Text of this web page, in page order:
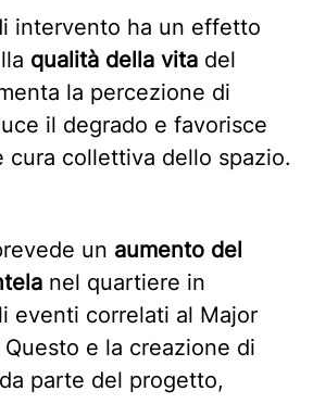
intervento ha un effetto
qualità della vita del
la percezione di
il degrado e favorisce
cura collettiva dello spazio.
un aumento del
nel quartiere in
eventi correlati al Major
e la creazione di
parte del progetto,